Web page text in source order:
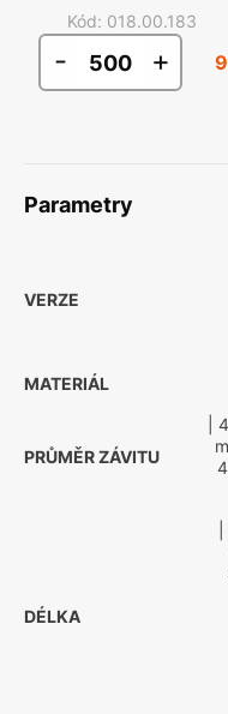
Kód: 018.00.183
- +
Parametry
VERZE
MATERIÁL
PRŮMĚR ZÁVITU
|
DÉLKA